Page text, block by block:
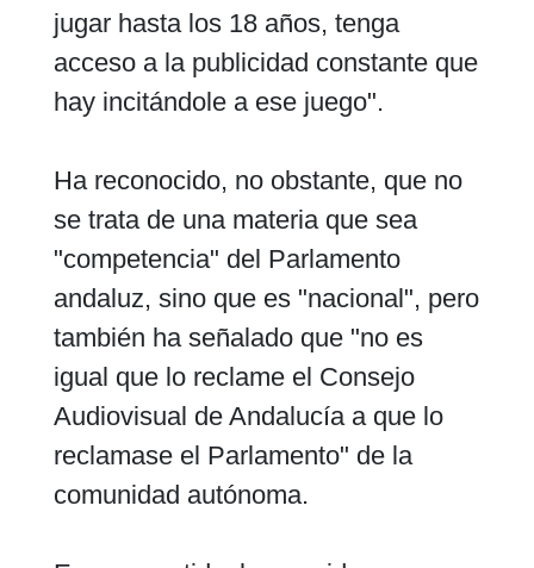
jugar hasta los 18 años, tenga
acceso a la publicidad constante que
hay incitándole a ese juego".
Ha reconocido, no obstante, que no
se trata de una materia que sea
"competencia" del Parlamento
andaluz, sino que es "nacional", pero
también ha señalado que "no es
igual que lo reclame el Consejo
Audiovisual de Andalucía a que lo
reclamase el Parlamento" de la
comunidad autónoma.